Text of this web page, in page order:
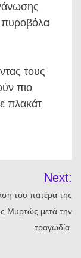
πυροβόλα
τους
πιο
πλακάτ
Next:
του πατέρα της
Μυρτώς μετά την
τραγωδία.